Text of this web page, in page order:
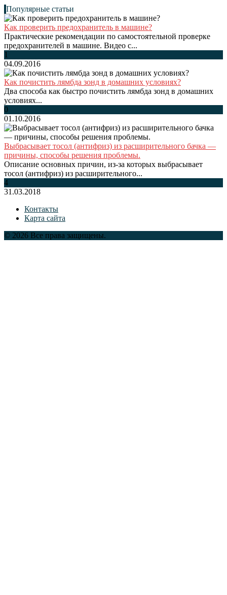
Популярные статьи
Как проверить предохранитель в машине?
Практические рекомендации по самостоятельной проверке
предохранителей в машине. Видео с...
1
04.09.2016
Как почистить лямбда зонд в домашних условиях?
Два способа как быстро почистить лямбда зонд в домашних
условиях...
0
01.10.2016
Выбрасывает тосол (антифриз) из расширительного бачка —
причины, способы решения проблемы.
Описание основных причин, из-за которых выбрасывает
тосол (антифриз) из расширительного...
4
31.03.2018
Контакты
Карта сайта
© 2026 Все права защищены.